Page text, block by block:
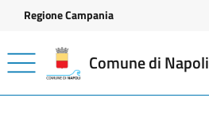
Vai ai contenuti
Vai al footer
Regione Campania
Comune di Napoli